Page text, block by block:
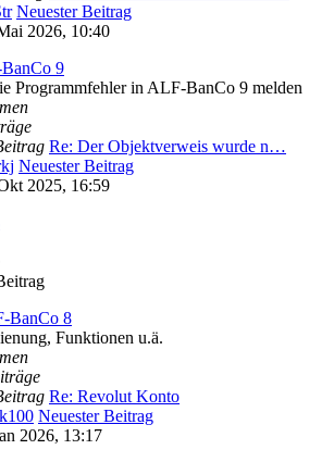
Neuester Beitrag
2026, 10:40
9
Programmfehler in ALF-BanCo 9 melden
Re: Der Objektverweis wurde n…
Neuester Beitrag
2025, 16:59
BanCo 8
Funktionen u.ä.
Re: Revolut Konto
Neuester Beitrag
2026, 13:17